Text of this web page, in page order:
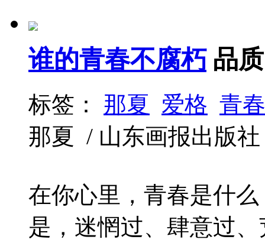
谁的青春不腐朽 品
标签： 那夏 爱格 青春
那夏 / 山东画报出版
在你心里，青春是什
是，迷惘过、肆意过